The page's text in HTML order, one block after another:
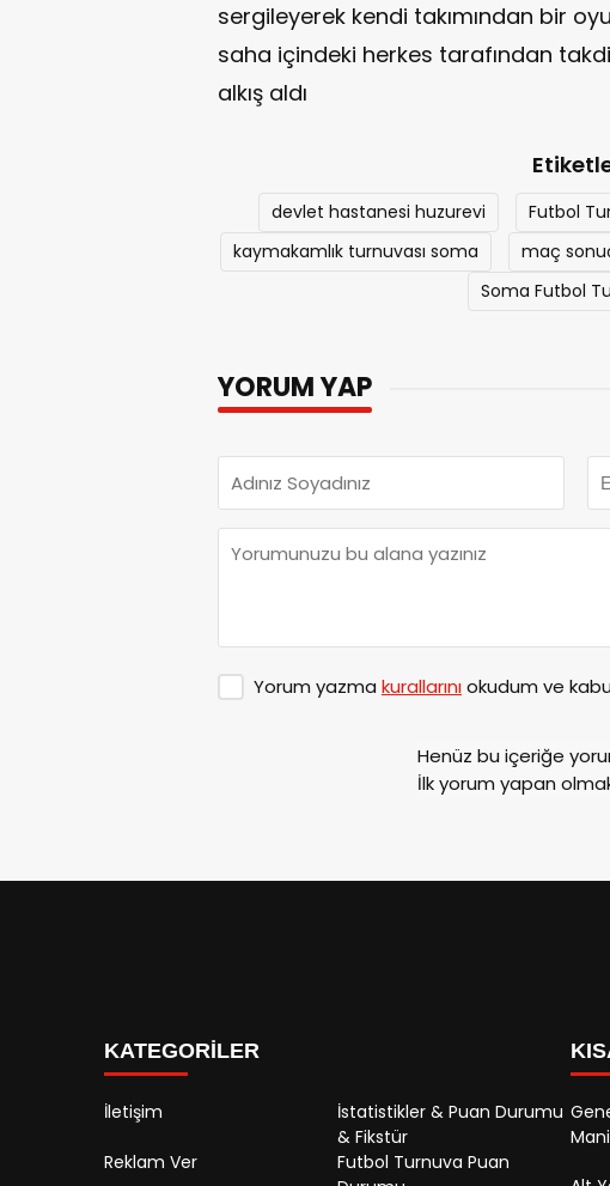
sergileyerek kendi takımından bir
saha içindeki herkes tarafından
alkış aldı
devlet hastanesi huzurevi Futbol
kaymakamlık turnuvası soma
maç
Soma Futbol
YORUM YAP
Yorum yazma kurallarınıokudum ve
Henüz bu içeriğe
İlk yorum yapan
KATEGORİLER
İletişim
İstatistikler & Puan Durumu
& Fikstür
Reklam Ver
Futbol Turnuva Puan